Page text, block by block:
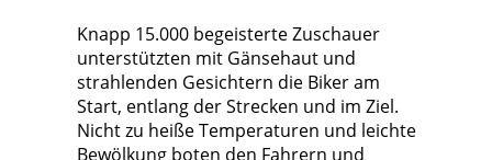
Knapp 15.000 begeisterte Zuschauer
unterstützten mit Gänsehaut und
strahlenden Gesichtern die Biker am
Start, entlang der Strecken und im Ziel.
Nicht zu heiße Temperaturen und leichte
Bewölkung boten den Fahrern und